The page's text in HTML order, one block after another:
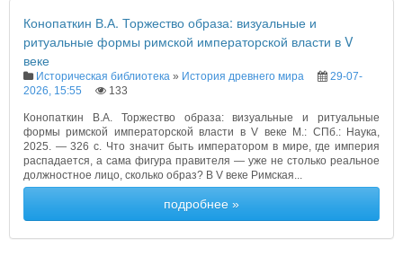
Конопаткин В.А. Торжество образа: визуальные и
ритуальные формы римской императорской власти в V
веке
Историческая библиотека » История древнего мира
29-07-
2026, 15:55
133
Конопаткин В.А. Торжество образа: визуальные и ритуальные
формы римской императорской власти в V веке М.: СПб.: Наука,
2025. — 326 с. Что значит быть императором в мире, где империя
распадается, а сама фигура правителя — уже не столько реальное
должностное лицо, сколько образ? В V веке Римская...
подробнее »